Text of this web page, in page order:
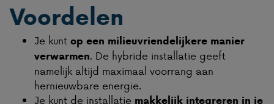
Voordelen
Je kunt op een milieuvriendelijkere manier
verwarmen. De hybride installatie geeft
namelijk altijd maximaal voorrang aan
hernieuwbare energie.
Je kunt de installatie makkelijk integreren in je